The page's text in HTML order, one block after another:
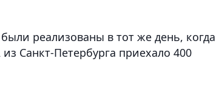
реализованы в тот же день, когда
Санкт-Петербурга приехало 400